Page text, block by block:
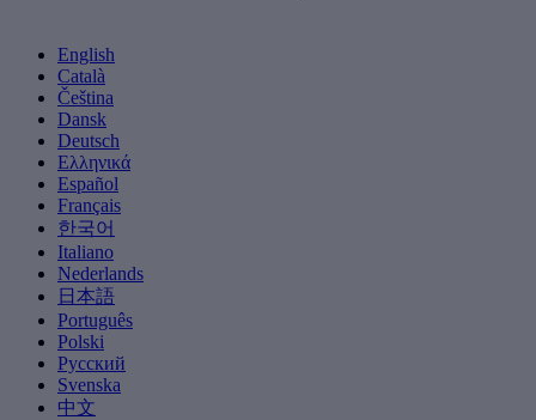
English
Català
Čeština
Dansk
Deutsch
Ελληνικά
Español
Français
한국어
Italiano
Nederlands
日本語
Português
Polski
Русский
Svenska
中文